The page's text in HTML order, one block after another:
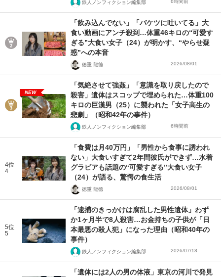
鉄人ノンフィクション編集部 6時間前
「飲み込んでない」「バケツに吐いてる」大
食い動画にアンチ殺到…体重46キロの“可愛す
ぎる”大食い女子（24）が明かす、“やらせ疑
惑”への本音
徳重 龍徳 2026/08/01
NEW
「気絶させて強姦」「意識を取り戻したので
殺害」遺体はスコップで埋められた…体重100
キロの巨漢男（25）に襲われた「女子高生の
悲劇」（昭和42年の事件）
鉄人ノンフィクション編集部 6時間前
4位
4
「食費は月40万円」「男性から食事に誘われ
ない」大食いすぎて2年間彼氏ができず…水着
グラビアも話題の“可愛すぎる”大食い女子
（24）が語る、驚愕の食生活
徳重 龍徳 2026/08/01
5位
5
「逮捕のきっかけは腐乱した男性遺体」わず
か1ヶ月半で8人殺害…お金持ちの子供が「日
本最悪の殺人犯」になった理由（昭和40年の
事件）
鉄人ノンフィクション編集部 2026/07/18
「遺体には2人の男の体液」東京の河川で発見